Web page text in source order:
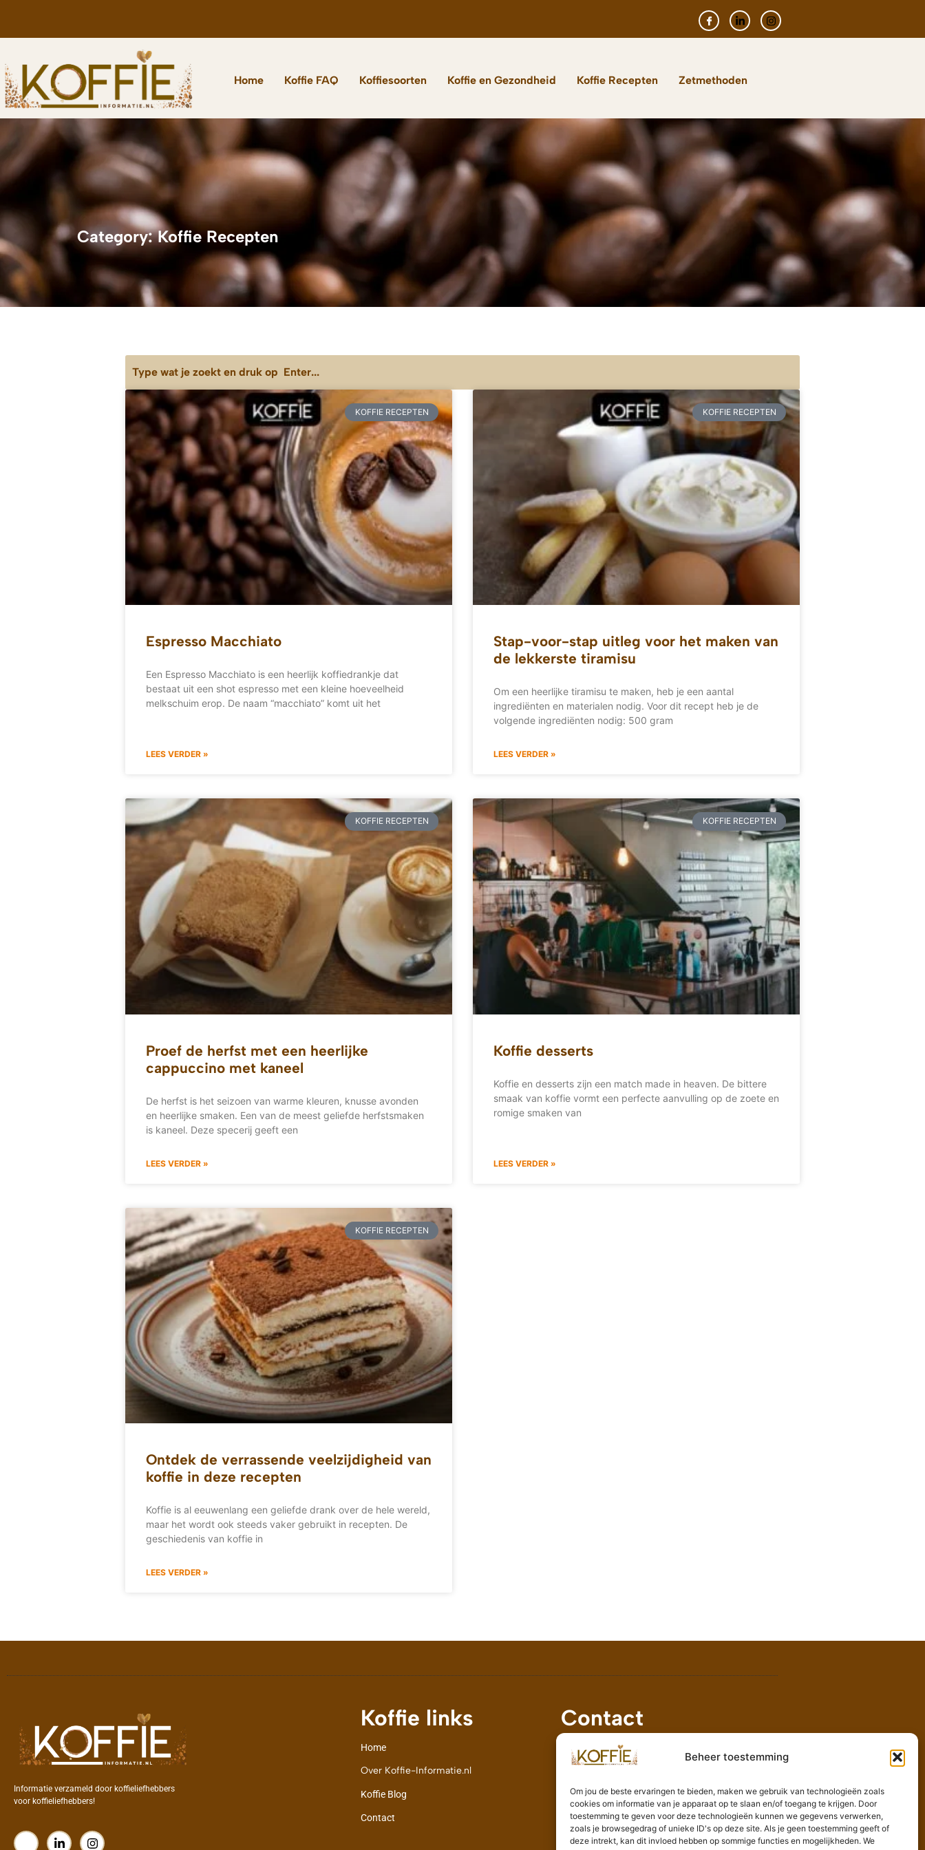
Beheer toestemming
Om jou de beste ervaringen te bieden, maken we gebruik van technologieën zoals
cookies om informatie van je apparaat op te slaan en/of toegang te krijgen. Door
toestemming te geven voor deze technologieën kunnen we gegevens verwerken,
zoals je browsegedrag of unieke ID's op deze site. Als je geen toestemming geeft of
deze intrekt, kan dit invloed hebben op sommige functies en mogelijkheden. We
Home Koffie FAQ Koffiesoorten Koffie en Gezondheid Koffie Recepten Zetmethoden
Category: Koffie Recepten
KOFFIE RECEPTEN
Espresso Macchiato
Een Espresso Macchiato is een heerlijk koffiedrankje dat
bestaat uit een shot espresso met een kleine hoeveelheid
melkschuim erop. De naam “macchiato” komt uit het
LEES VERDER »
KOFFIE RECEPTEN
Stap-voor-stap uitleg voor het maken van
de lekkerste tiramisu
Om een heerlijke tiramisu te maken, heb je een aantal
ingrediënten en materialen nodig. Voor dit recept heb je de
volgende ingrediënten nodig: 500 gram
LEES VERDER »
KOFFIE RECEPTEN
Proef de herfst met een heerlijke
cappuccino met kaneel
De herfst is het seizoen van warme kleuren, knusse avonden
en heerlijke smaken. Een van de meest geliefde herfstsmaken
is kaneel. Deze specerij geeft een
LEES VERDER »
KOFFIE RECEPTEN
Koffie desserts
Koffie en desserts zijn een match made in heaven. De bittere
smaak van koffie vormt een perfecte aanvulling op de zoete en
romige smaken van
LEES VERDER »
KOFFIE RECEPTEN
Ontdek de verrassende veelzijdigheid van
koffie in deze recepten
Koffie is al eeuwenlang een geliefde drank over de hele wereld,
maar het wordt ook steeds vaker gebruikt in recepten. De
geschiedenis van koffie in
LEES VERDER »
Informatie verzameld door koffieliefhebbers
voor koffieliefhebbers!
Koffie links
Home
Over Koffie-Informatie.nl
Koffie Blog
Contact
Contact
info@koffie-informatie.nl
Deltalaan 184, 5247JT Rosmalen